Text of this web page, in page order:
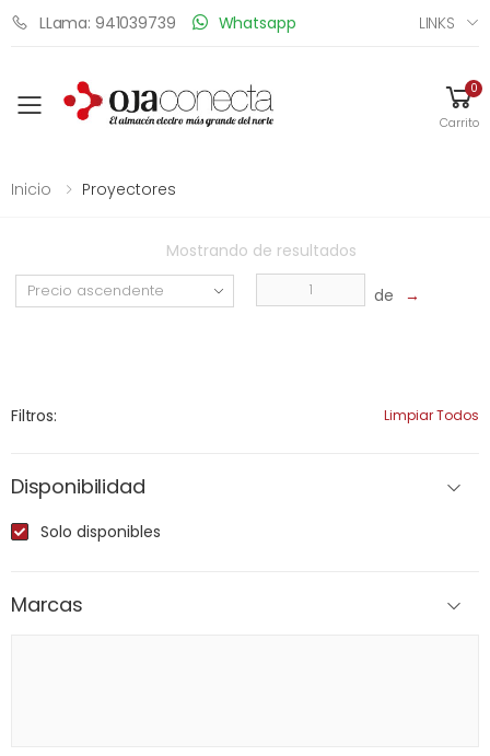
LLama: 941039739 Whatsapp LINKS
Toggle mobile menu
0
Carrito
Inicio Proyectores
Mostrando de resultados
de →
Filtros: Limpiar Todos
Disponibilidad
Solo disponibles
Marcas